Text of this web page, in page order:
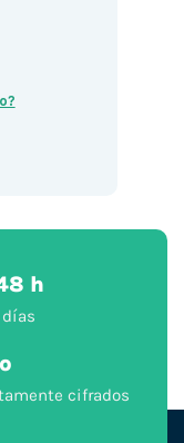
h
cifrados